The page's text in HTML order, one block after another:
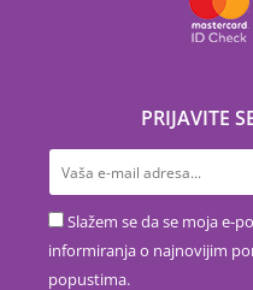
PRIJAVITE
Slažem se da se moja e-
informiranja o najnovijim
popustima.